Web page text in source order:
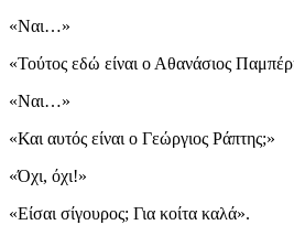
«Ναι…»
«Τούτος εδώ είναι ο Αθανάσιος
«Ναι…»
«Και αυτός είναι ο Γεώργιος Ράπτης;»
«Όχι, όχι!»
«Είσαι σίγουρος; Για κοίτα καλά».